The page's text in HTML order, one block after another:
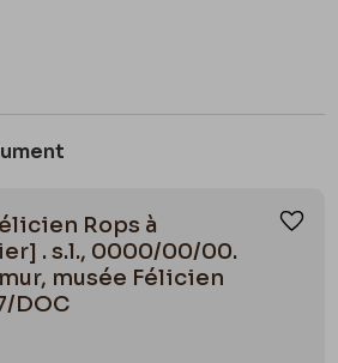
Rops à
. s.l., 0000/00/00.
musée Félicien
DOC